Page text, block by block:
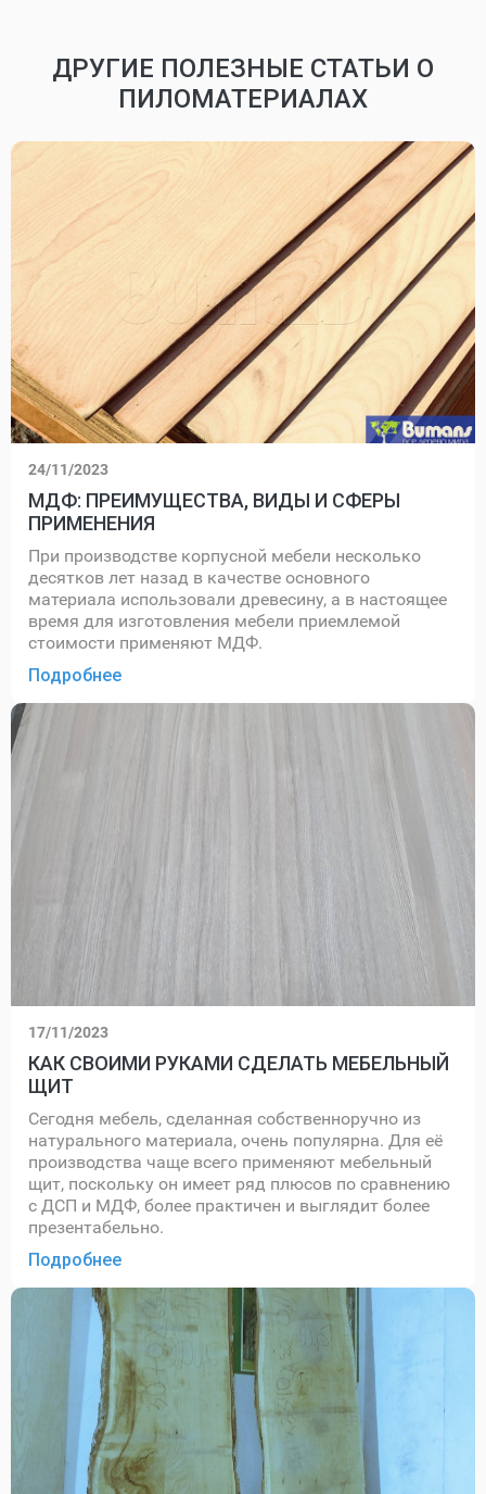
ДРУГИЕ ПОЛЕЗНЫЕ СТАТЬИ О
ПИЛОМАТЕРИАЛАХ
24/11/2023
МДФ: ПРЕИМУЩЕСТВА, ВИДЫ И СФЕРЫ
ПРИМЕНЕНИЯ
При производстве корпусной мебели несколько
десятков лет назад в качестве основного
материала использовали древесину, а в настоящее
время для изготовления мебели приемлемой
стоимости применяют МДФ.
Подробнее
17/11/2023
КАК СВОИМИ РУКАМИ СДЕЛАТЬ МЕБЕЛЬНЫЙ
ЩИТ
Сегодня мебель, сделанная собственноручно из
натурального материала, очень популярна. Для её
производства чаще всего применяют мебельный
щит, поскольку он имеет ряд плюсов по сравнению
с ДСП и МДФ, более практичен и выглядит более
презентабельно.
Подробнее